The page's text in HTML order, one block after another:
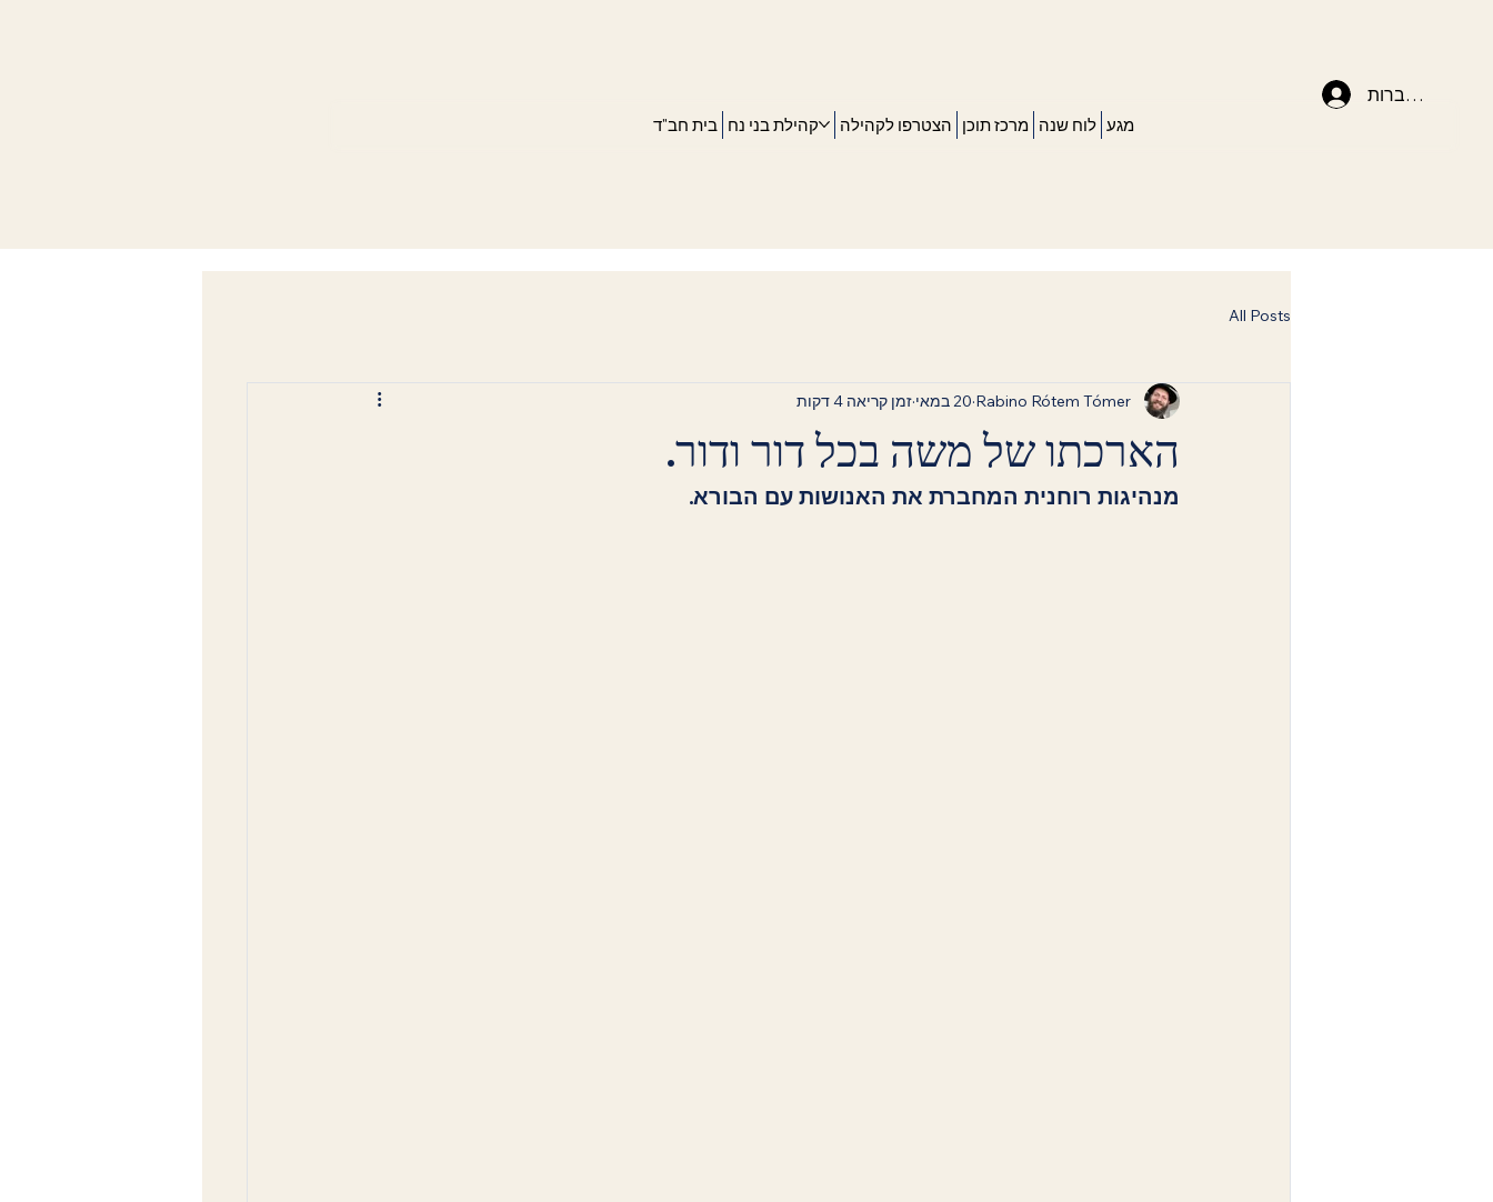
בית חב"ד קהילת בני נח הצטרפו לקהילה מרכז תוכן לוח שנה מגע
להתחברות
All Posts
הארכתו של משה בכל דור ודור.
Rabino Rótem Tómer 20 במאי זמן קריאה 4 דקות
מנהיגות רוחנית המחברת את האנושות עם הבורא.